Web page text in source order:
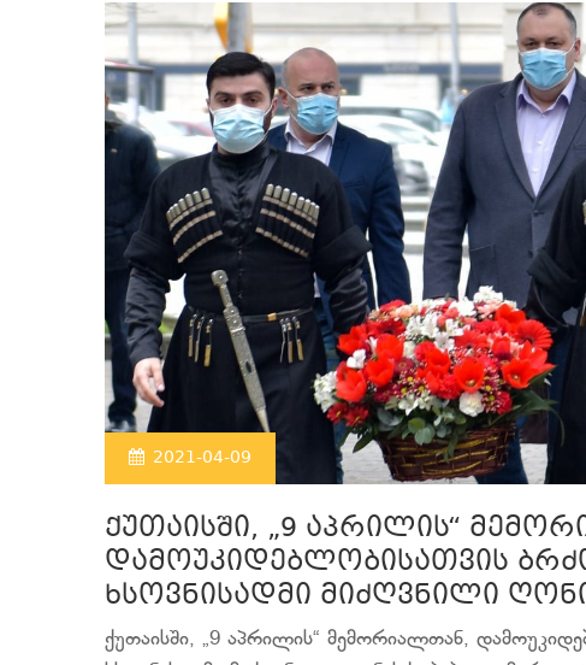
2021-04-09
ქუთაისში, „9 აპრილის“
დამოუკიდებლობისათვის
ხსოვნისადმი მიძღვნილი
ქუთაისში, „9 აპრილის“ მემორიალთან,